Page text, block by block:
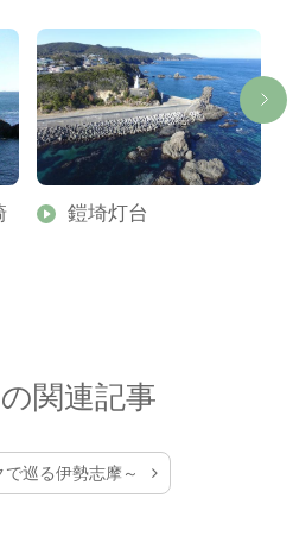
鎧埼灯台
関連記事
巡る伊勢志摩～